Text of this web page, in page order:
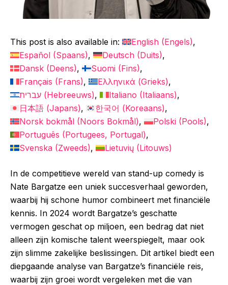
This post is also available in: English (Engels)
Español (Spaans) Deutsch (Duits)
Dansk (Deens) Suomi (Fins)
Français (Frans) Ελληνικά (Grieks)
עברית (Hebreeuws) Italiano (Italiaans)
日本語 (Japans) 한국어 (Koreaans)
Norsk bokmål (Noors Bokmål) Polski (Pools)
Português (Portugees, Portugal)
Svenska (Zweeds) Lietuvių (Litouws)
In de competitieve wereld van stand-up comedy is
Nate Bargatze een uniek succesverhaal geworden,
waarbij hij schone humor combineert met financiële
kennis. In 2024 wordt Bargatze’s geschatte
vermogen geschat op miljoen, een bedrag dat niet
alleen zijn komische talent weerspiegelt, maar ook
zijn slimme zakelijke beslissingen. Dit artikel biedt een
diepgaande analyse van Bargatze’s financiële reis,
waarbij zijn groei wordt vergeleken met die van